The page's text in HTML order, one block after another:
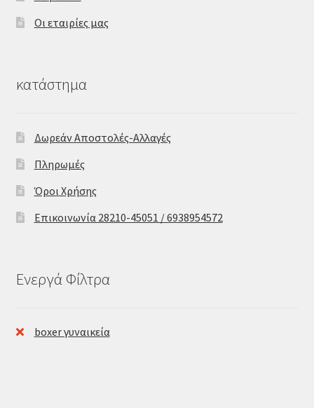
Οι εταιρίες μας
κατάστημα
Δωρεάν Αποστολές-Αλλαγές
Πληρωμές
Όροι Χρήσης
Επικοινωνία 28210-45051 / 6938954572
Ενεργά Φίλτρα
boxer γυναικεία